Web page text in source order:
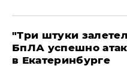
"Три штуки
БпЛА успешно
в Екатеринбурге